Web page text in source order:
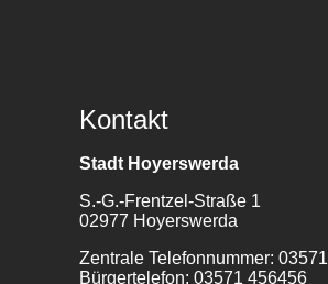
Kontakt
Stadt Hoyerswerda
S.-G.-Frentzel-Straße 1
02977 Hoyerswerda
Zentrale Telefonnummer:
Bürgertelefon: 03571 456456